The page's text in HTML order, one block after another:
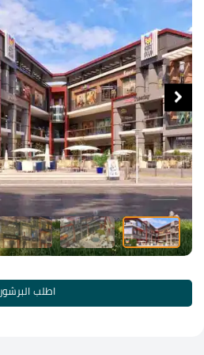
اطلب البرشور